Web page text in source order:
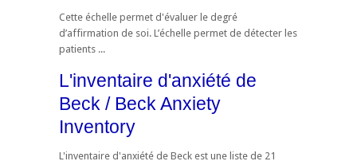
Cette échelle permet d'évaluer le degré
d’affirmation de soi. L’échelle permet de détecter les
patients ...
L'inventaire d'anxiété de
Beck / Beck Anxiety
Inventory
L'inventaire d'anxiété de Beck est une liste de 21